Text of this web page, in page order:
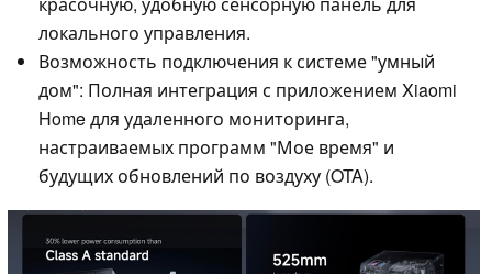
локального управления.
Возможность подключения к системе "умный
дом": Полная интеграция с приложением Xiaomi
Home для удаленного мониторинга,
настраиваемых программ "Мое время" и
будущих обновлений по воздуху (OTA).